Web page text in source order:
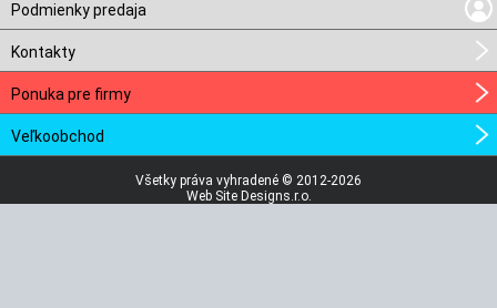
Podmienky predaja
Kontakty
Ponuka pre firmy
Veľkoobchod
Všetky práva vyhradené © 2012-2026
Web Site Designs.r.o.